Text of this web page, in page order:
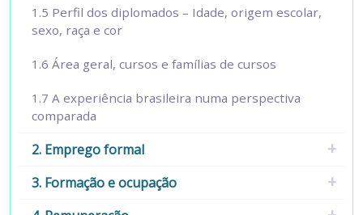
1.5 Perfil dos diplomados – Idade, origem escolar,
sexo, raça e cor
1.6 Área geral, cursos e famílias de cursos
1.7 A experiência brasileira numa perspectiva
comparada
2. Emprego formal
3. Formação e ocupação